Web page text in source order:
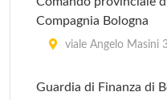
Compagnia Bologna
viale Angelo Masini
Guardia di Finanza di